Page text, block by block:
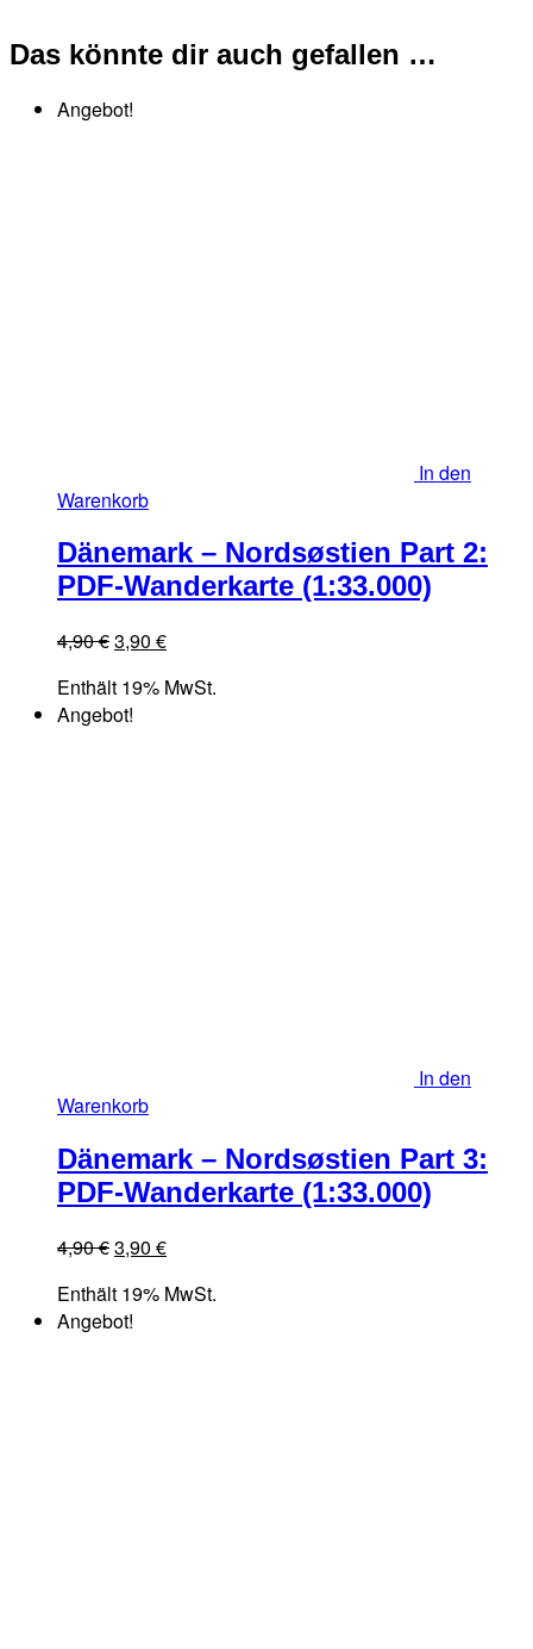
Das könnte dir auch gefallen …
Angebot!
In den
Warenkorb
Dänemark – Nordsøstien Part 2:
PDF-Wanderkarte (1:33.000)
4,90€Ursprünglicher
war:
4,90 €
3,90 €Aktueller
ist:
Enthält 19% MwSt.
Angebot!
In den
Warenkorb
Dänemark – Nordsøstien Part 3:
PDF-Wanderkarte (1:33.000)
4,90€Ursprünglicher
war:
4,90 €
3,90 €Aktueller
ist:
Enthält 19% MwSt.
Angebot!